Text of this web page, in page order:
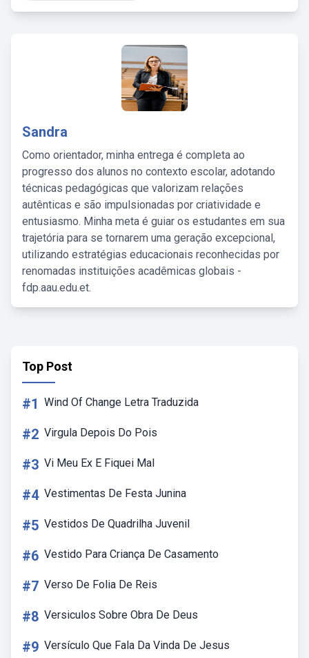
Sandra
Como orientador, minha entrega é completa ao
progresso dos alunos no contexto escolar, adotando
técnicas pedagógicas que valorizam relações
autênticas e são impulsionadas por criatividade e
entusiasmo. Minha meta é guiar os estudantes em sua
trajetória para se tornarem uma geração excepcional,
utilizando estratégias educacionais reconhecidas por
renomadas instituições acadêmicas globais -
fdp.aau.edu.et.
Top Post
#1 Wind Of Change Letra Traduzida
#2 Virgula Depois Do Pois
#3 Vi Meu Ex E Fiquei Mal
#4 Vestimentas De Festa Junina
#5 Vestidos De Quadrilha Juvenil
#6 Vestido Para Criança De Casamento
#7 Verso De Folia De Reis
#8 Versiculos Sobre Obra De Deus
#9 Versículo Que Fala Da Vinda De Jesus